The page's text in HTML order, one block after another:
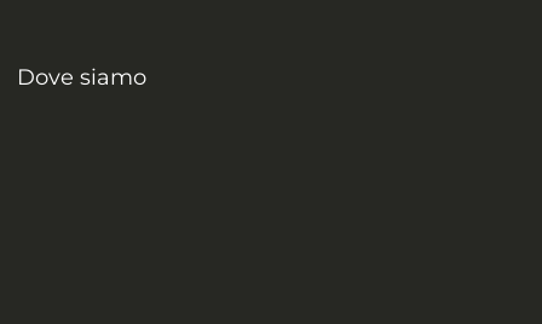
Dove siamo